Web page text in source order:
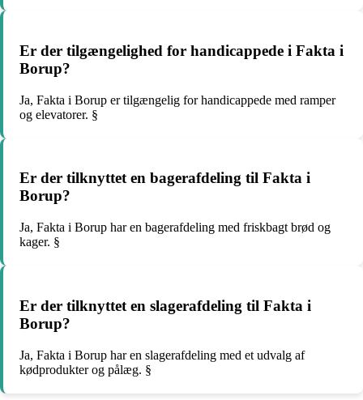
Er der tilgængelighed for handicappede i Fakta i
Borup?
Ja, Fakta i Borup er tilgængelig for handicappede med ramper
og elevatorer. §
Er der tilknyttet en bagerafdeling til Fakta i
Borup?
Ja, Fakta i Borup har en bagerafdeling med friskbagt brød og
kager. §
Er der tilknyttet en slagerafdeling til Fakta i
Borup?
Ja, Fakta i Borup har en slagerafdeling med et udvalg af
kødprodukter og pålæg. §